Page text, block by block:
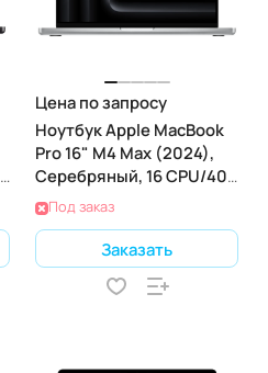
Цена по запросу
Ноутбук Apple MacBook
Pro 16" M4 Max (2024),
Серебряный, 16 CPU/40
GPU, 128 RAM 2ТБ SSD
Под заказ
Заказать